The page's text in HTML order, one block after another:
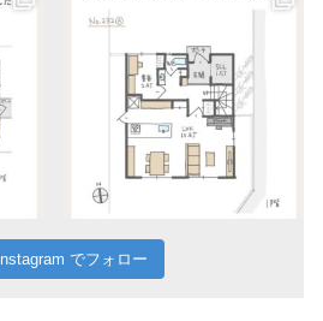
Instagram でフォロー